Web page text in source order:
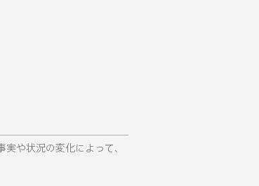
や状況の変化によって、